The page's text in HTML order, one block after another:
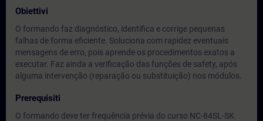
Obiettivi
O formando faz diagnóstico, identifica e corrige pequenas
falhas de forma eficiente. Soluciona com rapidez eventuais
mensagens de erro, pois aprende os procedimentos exatos a
executar. Faz ainda a verificação das funções de safety, após
alguma intervenção (reparação ou substituição) nos módulos.
Prerequisiti
O formando deve ter frequência prévia do curso NC-84SL-SK